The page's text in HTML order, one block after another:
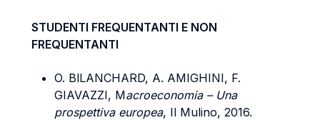
STUDENTI FREQUENTANTI E NON
FREQUENTANTI
O. BlLANCHARD, A. AMIGHINI, F.
GIAVAZZI, Macroeconomia – Una
prospettiva europea, Il Mulino, 2016.